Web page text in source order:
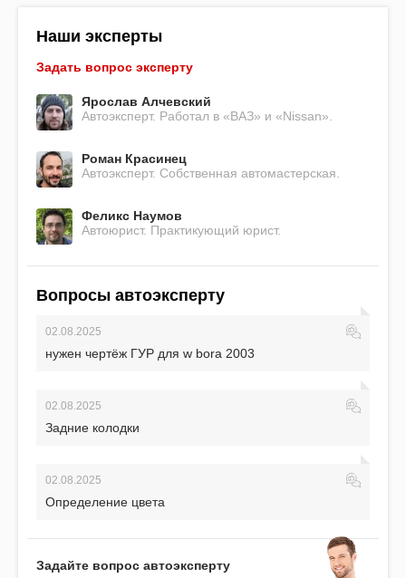
Наши эксперты
Задать вопрос эксперту
Ярослав Алчевский
Автоэксперт. Работал в «ВАЗ» и «Nissan».
Роман Красинец
Автоэксперт. Собственная автомастерская.
Феликс Наумов
Автоюрист. Практикующий юрист.
Вопросы автоэксперту
02.08.2025
нужен чертёж ГУР для w bora 2003
02.08.2025
Задние колодки
02.08.2025
Определение цвета
Задайте вопрос автоэксперту